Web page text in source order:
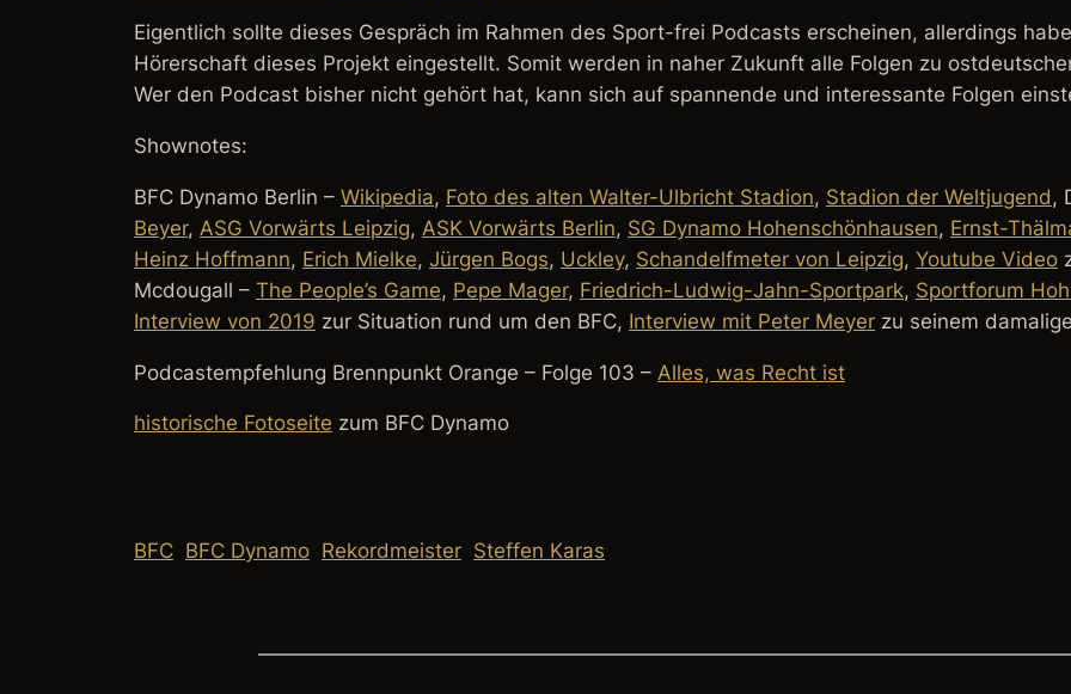
Eigentlich sollte dieses Gespräch im Rahmen des Sport-frei Podcasts erscheinen, allerdings
Hörerschaft dieses Projekt eingestellt. Somit werden in naher Zukunft alle Folgen zu
Wer den Podcast bisher nicht gehört hat, kann sich auf spannende und interessante Folgen
Shownotes:
BFC Dynamo Berlin – Wikipedia, Foto des alten Walter-Ulbricht Stadion, Stadion der Weltjugend ,
Beyer, ASG Vorwärts Leipzig, ASK Vorwärts Berlin, SG Dynamo Hohenschönhausen, Ernst-
Heinz Hoffmann, Erich Mielke, Jürgen Bogs, Uckley, Schandelfmeter von Leipzig, Youtube Video
Mcdougall – The People’s Game, Pepe Mager, Friedrich-Ludwig-Jahn-Sportpark, Sportforum
Interview von 2019 zur Situation rund um den BFC, Interview mit Peter Meyer zu seinem
Podcastempfehlung Brennpunkt Orange – Folge 103 – Alles, was Recht ist
historische Fotoseite zum BFC Dynamo
BFC BFC Dynamo Rekordmeister Steffen Karas